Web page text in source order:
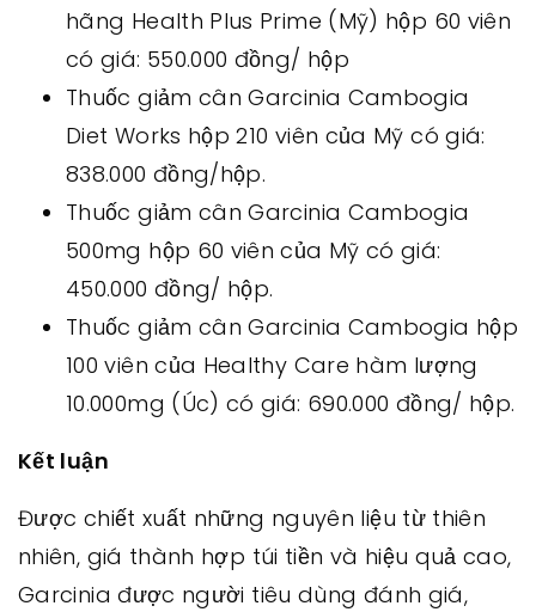
hãng Health Plus Prime (Mỹ) hộp 60 viên
có giá: 550.000 đồng/ hộp
Thuốc giảm cân Garcinia Cambogia
Diet Works hộp 210 viên của Mỹ có giá:
838.000 đồng/hộp.
Thuốc giảm cân Garcinia Cambogia
500mg hộp 60 viên của Mỹ có giá:
450.000 đồng/ hộp.
Thuốc giảm cân Garcinia Cambogia hộp
100 viên của Healthy Care hàm lượng
10.000mg (Úc) có giá: 690.000 đồng/ hộp.
Kết luận
Được chiết xuất những nguyên liệu từ thiên
nhiên, giá thành hợp túi tiền và hiệu quả cao,
Garcinia được người tiêu dùng đánh giá,